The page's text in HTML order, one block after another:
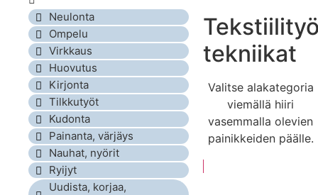
Neulonta
Ompelu
Virkkaus
Huovutus
Kirjonta
Tilkkutyöt
Kudonta
Painanta, värjäys
Nauhat, nyörit
Ryijyt
Uudista, korjaa,
tekniikat
Valitse alakategoria
viemällä hiiri
vasemmalla olevien
painikkeiden päälle.